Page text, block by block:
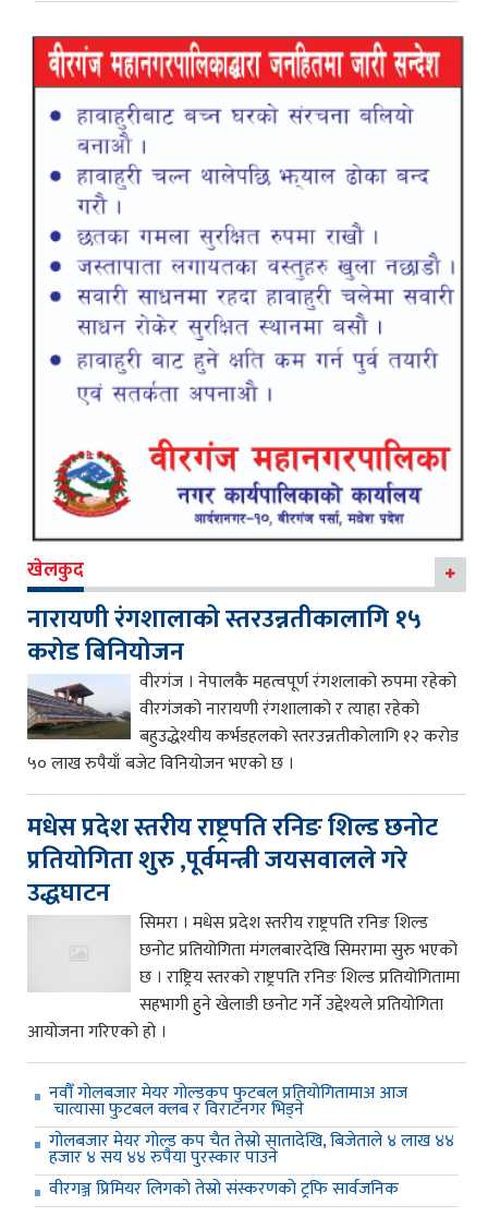
खेलकुद
नारायणी रंगशालाको स्तरउन्नतीकालागि १५
करोड बिनियोजन
वीरगंज । नेपालकै महत्वपूर्ण रंगशलाको रुपमा रहेको
वीरगंजको नारायणी रंगशालाको र त्याहा रहेको
बहुउद्धेश्यीय कर्भडहलको स्तरउन्नतीकोलागि १२ करोड
५० लाख रुपैयाँ बजेट विनियोजन भएको छ ।
मधेस प्रदेश स्तरीय राष्ट्रपति रनिङ शिल्ड छनोट
प्रतियोगिता शुरु ,पूर्वमन्त्री जयसवालले गरे
उद्धघाटन
सिमरा । मधेस प्रदेश स्तरीय राष्ट्रपति रनिङ शिल्ड
छनोट प्रतियोगिता मंगलबारदेखि सिमरामा सुरु भएको
छ । राष्ट्रिय स्तरको राष्ट्रपति रनिङ शिल्ड प्रतियोगितामा
सहभागी हुने खेलाडी छनोट गर्ने उद्देश्यले प्रतियोगिता
आयोजना गरिएको हो ।
नवौँ गोलबजार मेयर गोल्डकप फुटबल प्रतियोगितामाअ आज
चात्यासा फुटबल क्लब र विराटनगर भिड्ने
गोलबजार मेयर गोल्ड कप चैत तेस्रो सातादेखि, बिजेताले ४ लाख ४४
हजार ४ सय ४४ रुपैया पुरस्कार पाउने
वीरगञ्ज प्रिमियर लिगको तेस्रो संस्करणको ट्रफि सार्वजनिक